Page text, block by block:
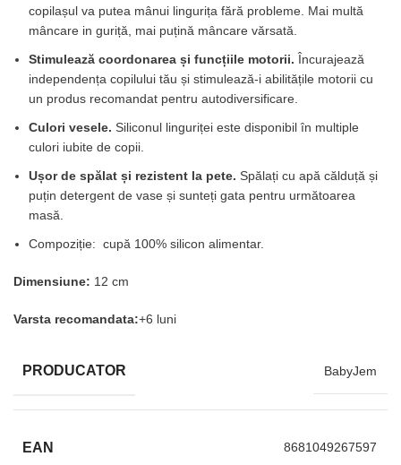
copilașul va putea mânui lingurița fără probleme. Mai multă
mâncare in guriță, mai puțină mâncare vărsată.
Stimulează coordonarea și funcțiile motorii. Încurajează
independența copilului tău și stimulează-i abilitățile motorii cu
un produs recomandat pentru autodiversificare.
Culori vesele. Siliconul linguriței este disponibil în multiple
culori iubite de copii.
Ușor de spălat și rezistent la pete. Spălați cu apă călduță și
puțin detergent de vase și sunteți gata pentru următoarea
masă.
Compoziție: cupă 100% silicon alimentar.
Dimensiune: 12 cm
Varsta recomandata:+6 luni
PRODUCATOR BabyJem
EAN 8681049267597